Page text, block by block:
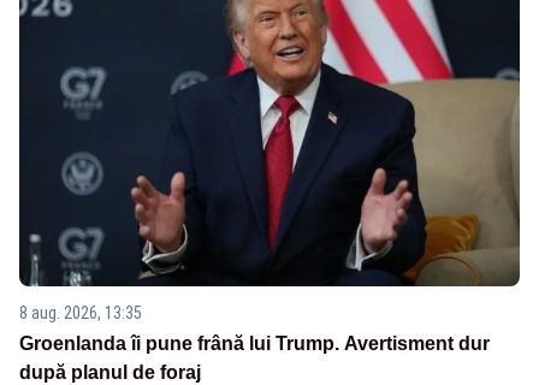
8 aug. 2026, 13:35
Groenlanda îi pune frână lui Trump. Avertisment dur
după planul de foraj